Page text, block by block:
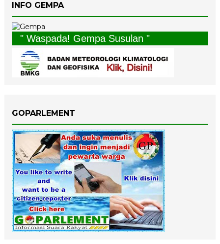
INFO GEMPA
" Waspada! Gempa Susulan "
GOPARLEMENT